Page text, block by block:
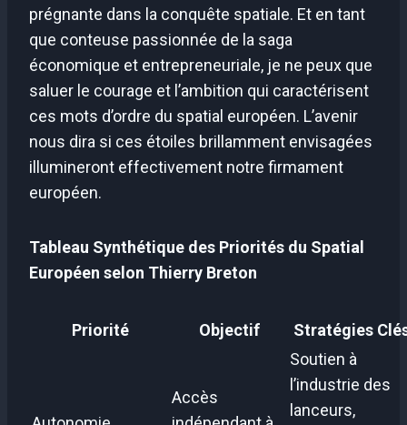
prégnante dans la conquête spatiale. Et en tant
que conteuse passionnée de la saga
économique et entrepreneuriale, je ne peux que
saluer le courage et l’ambition qui caractérisent
ces mots d’ordre du spatial européen. L’avenir
nous dira si ces étoiles brillamment envisagées
illumineront effectivement notre firmament
européen.
Tableau Synthétique des Priorités du Spatial
Européen selon Thierry Breton
Priorité Objectif Stratégies
Accès
Soutien à
l’industrie des
lanceurs,